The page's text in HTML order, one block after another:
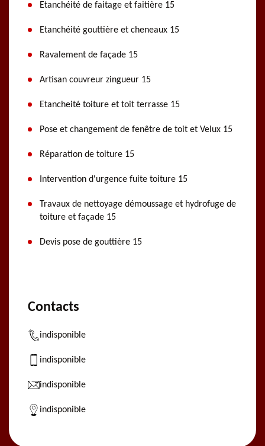
Etanchéité de faitage et faitière 15
Etanchéité gouttière et cheneaux 15
Ravalement de façade 15
Artisan couvreur zingueur 15
Etancheité toiture et toit terrasse 15
Pose et changement de fenêtre de toit et Velux 15
Réparation de toiture 15
Intervention d'urgence fuite toiture 15
Travaux de nettoyage démoussage et hydrofuge de
toiture et façade 15
Devis pose de gouttière 15
Contacts
indisponible
indisponible
indisponible
indisponible